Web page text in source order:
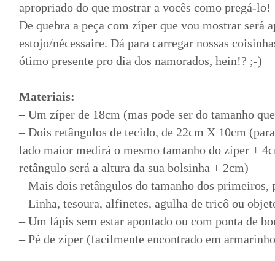
apropriado do que mostrar a vocês como pregá-lo!
De quebra a peça com zíper que vou mostrar será
estojo/nécessaire. Dá para carregar nossas
ótimo presente pro dia dos namorados, hein!? ;-)
Materiais:
– Um zíper de 18cm (mas pode ser do tamanho
– Dois retângulos de tecido, de 22cm X 10cm
lado maior medirá o mesmo tamanho do zíper +
retângulo será a altura da sua bolsinha + 2cm)
– Mais dois retângulos do tamanho dos primeiros,
– Linha, tesoura, alfinetes, agulha de tricô ou
– Um lápis sem estar apontado ou com ponta de
– Pé de zíper (facilmente encontrado em